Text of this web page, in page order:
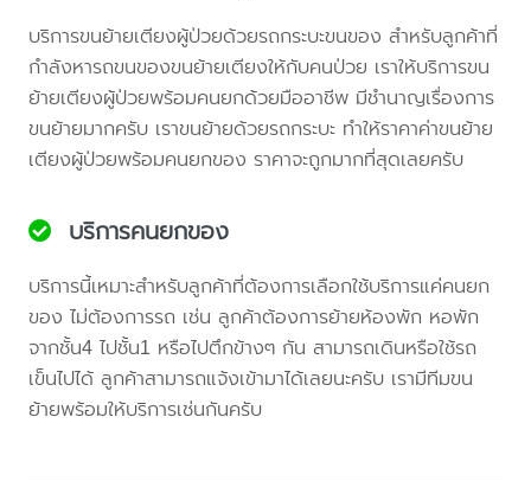
บริการขนย้ายเตียงผู้ป่วยด้วยรถกระบะขนของ สำหรับลูกค้าที่
กำลังหารถขนของขนย้ายเตียงให้กับคนป่วย เราให้บริการขน
ย้ายเตียงผู้ป่วยพร้อมคนยกด้วยมืออาชีพ มีชำนาญเรื่องการ
ขนย้ายมากครับ เราขนย้ายด้วยรถกระบะ ทำให้ราคาค่าขนย้าย
เตียงผู้ป่วยพร้อมคนยกของ ราคาจะถูกมากที่สุดเลยครับ
บริการคนยกของ
บริการนี้เหมาะสำหรับลูกค้าที่ต้องการเลือกใช้บริการแค่คนยก
ของ ไม่ต้องการรถ เช่น ลูกค้าต้องการย้ายห้องพัก หอพัก
จากชั้น4 ไปชั้น1 หรือไปตึกข้างๆ กัน สามารถเดินหรือใช้รถ
เข็นไปได้ ลูกค้าสามารถแจ้งเข้ามาได้เลยนะครับ เรามีทีมขน
ย้ายพร้อมให้บริการเช่นกันครับ